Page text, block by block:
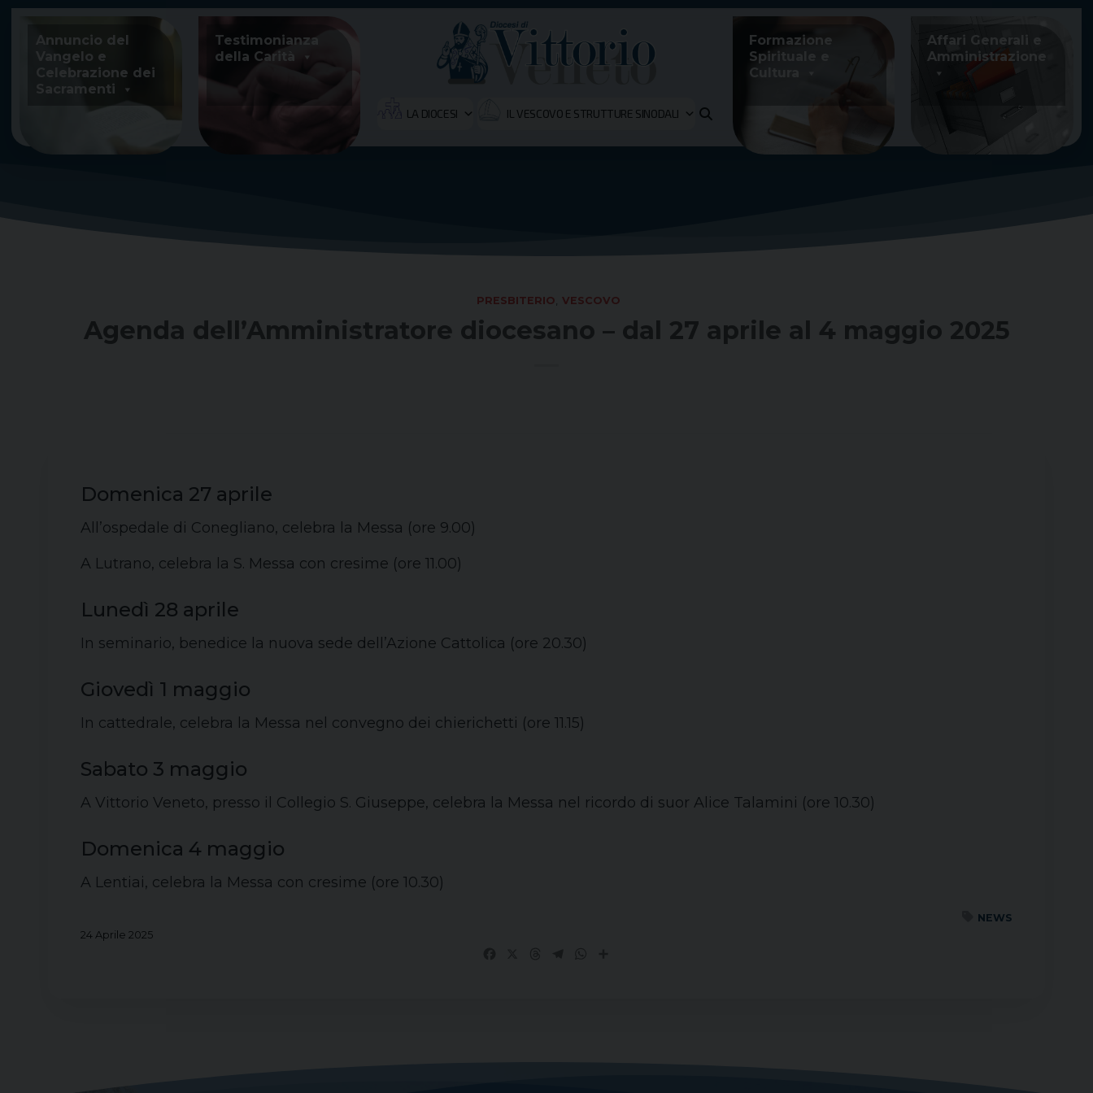
Skip
content
Annuncio del
Vangelo e
Celebrazione dei
Sacramenti
Testimonianza
della Carità
LA DIOCESI IL VESCOVO E STRUTTURE SINODALI
Formazione
Spirituale e
Cultura
Affari Generali e
Amministrazione
PRESBITERIO VESCOVO
Agenda dell’Amministratore diocesano – dal 27 aprile al 4 maggio 2025
Domenica 27 aprile
All’ospedale di Conegliano, celebra la Messa (ore 9.00)
A Lutrano, celebra la S. Messa con cresime (ore 11.00)
Lunedì 28 aprile
In seminario, benedice la nuova sede dell’Azione Cattolica (ore 20.30)
Giovedì 1 maggio
In cattedrale, celebra la Messa nel convegno dei chierichetti (ore 11.15)
Sabato 3 maggio
A Vittorio Veneto, presso il Collegio S. Giuseppe, celebra la Messa nel ricordo di suor Alice Talamini (ore 10.30)
Domenica 4 maggio
A Lentiai, celebra la Messa con cresime (ore 10.30)
NEWS
24 Aprile 2025